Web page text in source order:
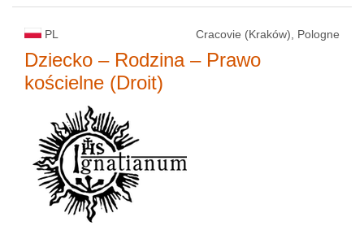
PL Cracovie (Kraków), Pologne
Dziecko – Rodzina – Prawo
kościelne (Droit)